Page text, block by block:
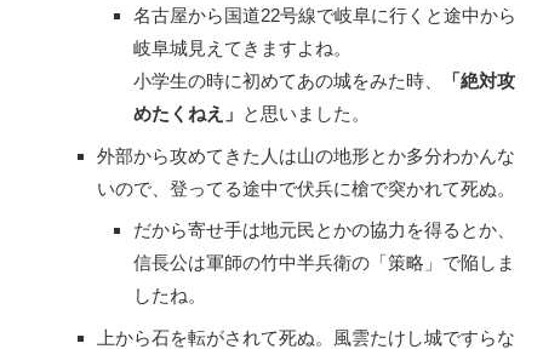
名古屋から国道22号線で岐阜に行くと途中から
岐阜城見えてきますよね。
小学生の時に初めてあの城をみた時、
「絶対攻
めたくねえ」 と思いました。
外部から攻めてきた人は山の地形とか多分わかんな
いので、登ってる途中で伏兵に槍で突かれて死ぬ。
だから寄せ手は地元民とかの協力を得るとか、
信長公は軍師の竹中半兵衛の「策略」で陥しま
したね。
上から石を転がされて死ぬ。風雲たけし城ですらな